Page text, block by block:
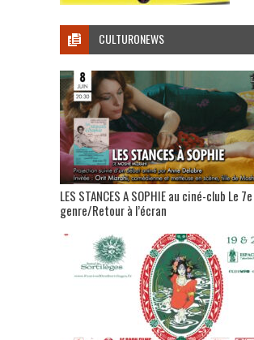
CULTURONEWS
LES STANCES A SOPHIE au ciné-club Le 7e
genre/Retour à l’écran